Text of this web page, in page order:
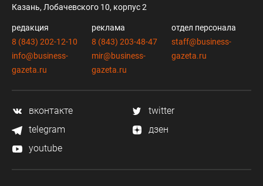
Казань, Лобачевского 10, корпус 2
редакция
8 (843) 202-12-10
info@business-
gazeta.ru
реклама
8 (843) 203-48-47
mir@business-
gazeta.ru
отдел персонала
staff@business-
gazeta.ru
вконтакте
twitter
telegram
дзен
youtube